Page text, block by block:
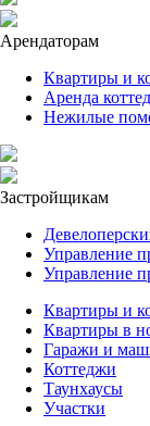
Арендаторам
Квартиры и
Аренда
Нежилые
Застройщикам
Управление
Управление
Квартиры и
Квартиры в
Гаражи и
Коттеджи
Таунхаусы
Участки